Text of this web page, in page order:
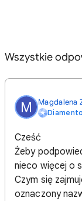
Wszystkie
M Magdalena
Cześć
Żeby
nieco więcej o
Czym się
oznaczony